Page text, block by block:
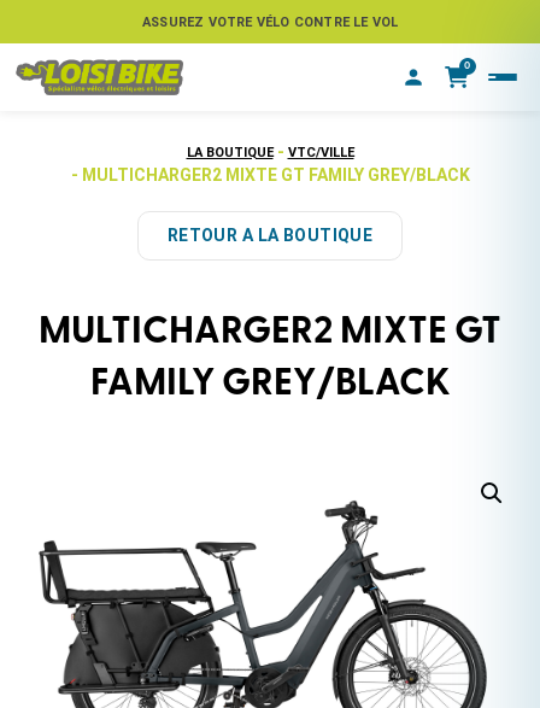
ASSUREZ VOTRE VÉLO CONTRE LE VOL
0
LA BOUTIQUE - VTC/VILLE
- MULTICHARGER2 MIXTE GT FAMILY GREY/BLACK
RETOUR A LA BOUTIQUE
MULTICHARGER2 MIXTE GT
FAMILY GREY/BLACK